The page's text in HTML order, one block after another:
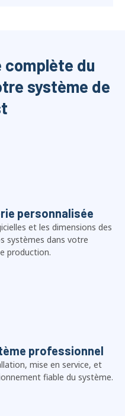
complète du
système de
personnalisée
et les dimensions des
systèmes dans votre
production.
professionnel
mise en service, et
fiable du système.